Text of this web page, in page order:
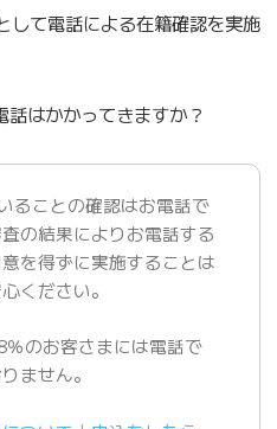
して電話による在籍確認を実施
はかかってきますか？
ることの確認はお電話で
の結果によりお電話する
を得ずに実施することは
ください。
のお客さまには電話で
ません。